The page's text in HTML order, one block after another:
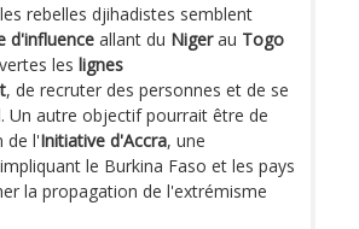
rebelles djihadistes semblent
d'influence allant du Nigerau Togo
les lignes
, de recruter des personnes et de se
Un autre objectif pourrait être de
de l'Initiative d'Accra, une
le Burkina Faso et les pays
la propagation de l'extrémisme